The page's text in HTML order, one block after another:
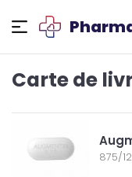
Carte de
875/